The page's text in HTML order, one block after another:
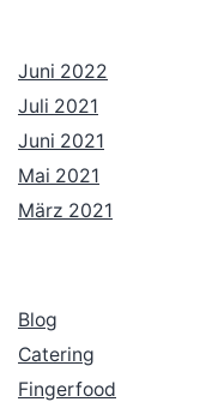
Juni 2022
Juli 2021
Juni 2021
Mai 2021
März 2021
Blog
Catering
Fingerfood